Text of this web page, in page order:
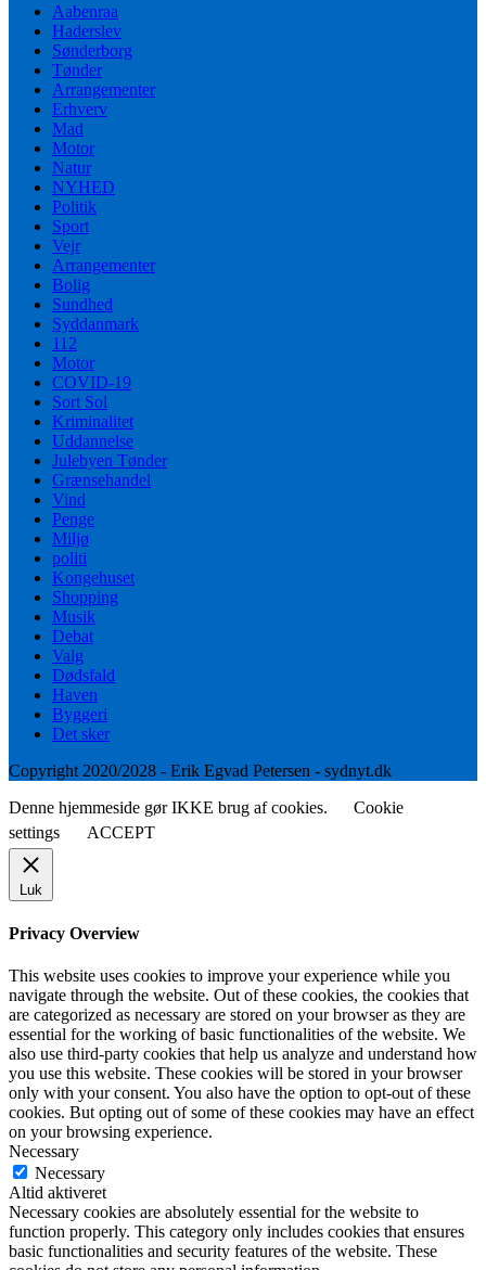
Aabenraa
Haderslev
Sønderborg
Tønder
Arrangementer
Erhverv
Mad
Motor
Natur
NYHED
Politik
Sport
Vejr
Arrangementer
Bolig
Sundhed
Syddanmark
112
Motor
COVID-19
Sort Sol
Kriminalitet
Uddannelse
Julebyen Tønder
Grænsehandel
Vind
Penge
Miljø
politi
Kongehuset
Shopping
Musik
Debat
Valg
Dødsfald
Haven
Byggeri
Det sker
Copyright 2020/2028 - Erik Egvad Petersen - sydnyt.dk
Denne hjemmeside gør IKKE brug af cookies.
Cookie
settings
ACCEPT
Luk
Privacy Overview
This website uses cookies to improve your experience while you
navigate through the website. Out of these cookies, the cookies that
are categorized as necessary are stored on your browser as they are
essential for the working of basic functionalities of the website. We
also use third-party cookies that help us analyze and understand how
you use this website. These cookies will be stored in your browser
only with your consent. You also have the option to opt-out of these
cookies. But opting out of some of these cookies may have an effect
on your browsing experience.
Necessary
Necessary
Altid aktiveret
Necessary cookies are absolutely essential for the website to
function properly. This category only includes cookies that ensures
basic functionalities and security features of the website. These